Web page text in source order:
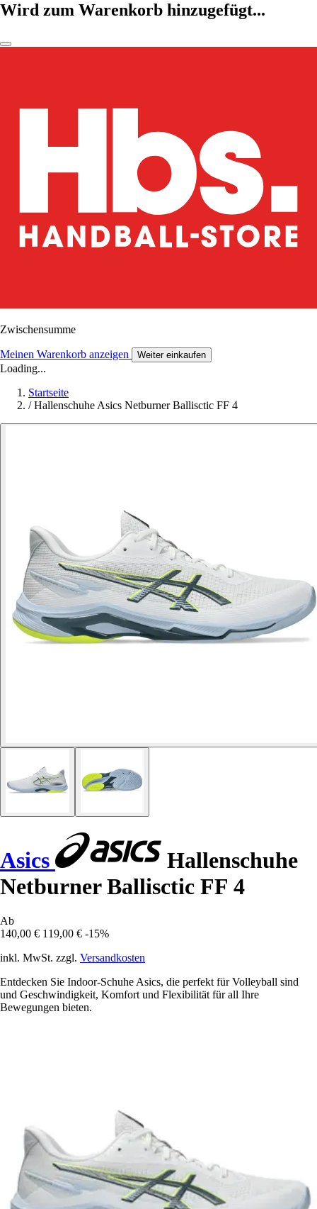
Wird zum Warenkorb hinzugefügt...
Zwischensumme
Meinen Warenkorb anzeigen Weiter einkaufen
Loading...
Startseite
/ Hallenschuhe Asics Netburner Ballisctic FF 4
Asics
Hallenschuhe
Netburner Ballisctic FF 4
Ab
140,00 € 119,00 € -15%
inkl. MwSt. zzgl. Versandkosten
Entdecken Sie Indoor-Schuhe Asics, die perfekt für Volleyball sind
und Geschwindigkeit, Komfort und Flexibilität für all Ihre
Bewegungen bieten.